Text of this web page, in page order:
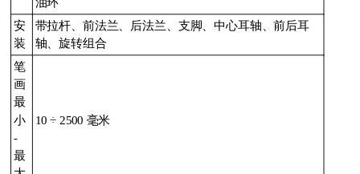
安
装
带拉杆、前法兰、后法兰、支脚、中心耳轴、前后耳
轴、旋转组合
笔
画
最
小
-
最
10 ÷ 2500 毫米